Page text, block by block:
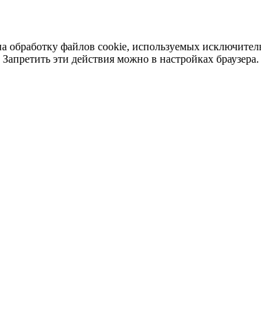
обработку файлов cookie, используемых
эти действия можно в настройках браузера.